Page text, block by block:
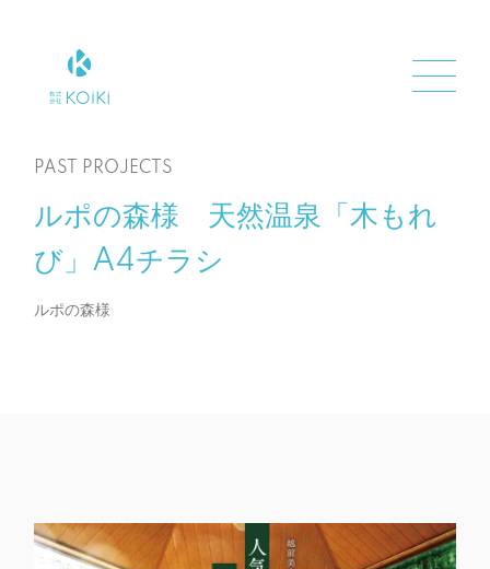
PAST PROJECTS
ルポの森様 天然温泉「木もれ
び」A4チラシ
ルポの森様